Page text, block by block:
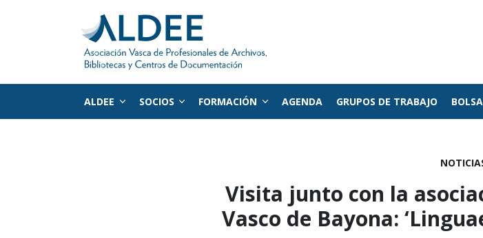
ALDEE SOCIOS FORMACIÓN AGENDA GRUPOS DE TRABAJO
Visita junto con la
Vasco de Bayona: